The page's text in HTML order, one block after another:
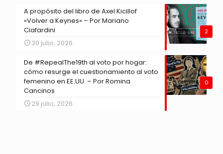
2
A propósito del libro de Axel Kicillof
«Volver a Keynes» – Por Mariano
Ciafardini
30 julio, 2026
0
De #RepealThe19th al voto por hogar:
cómo resurge el cuestionamiento al voto
femenino en EE.UU. – Por Romina
Cancinos
29 julio, 2026